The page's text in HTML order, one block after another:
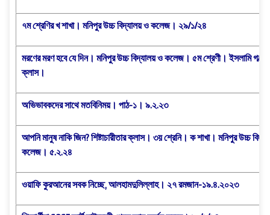
৭ম শ্রেণির খ শাখা। মনিপুর উচ্চ বিদ্যালয় ও কলেজ। ২৯/১/২৪
মরণের মরণ হবে যে দিন। মনিপুর উচ্চ বিদ্যালয় ও কলেজ। ৫ম শ্রেণী। ইসলামি গল্পের
ক্লাস।
অভিভাবকদের সাথে মতবিনিময়। পাঠ-১। ৯.২.২৩
আপনি মানুষ নাকি জিন? শিষ্টাচারীতার ক্লাস। ৩য় শ্রেনি। ক শাখা। মনিপুর উচ্চ
কলেজ। ৫.২.২৪
ওয়াফি কুরআনের সবক নিচ্ছে, আলহামদুলিল্লাহ। ২৭ রমজান-১৯.৪.২০২৩